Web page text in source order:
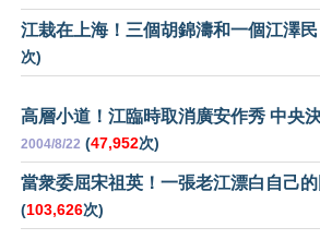
江栽在上海！三個胡錦濤和一個江澤民
次)
高層小道！江臨時取消廣安作秀 中央
2004/8/22 (47,952次)
當衆委屈宋祖英！一張老江漂白自己
(103,626次)